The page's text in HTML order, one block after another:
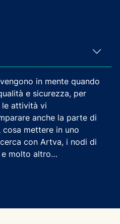
in mente quando
e sicurezza, per
attività vi
anche la parte di
mettere in uno
con Artva, i nodi di
e molto altro…